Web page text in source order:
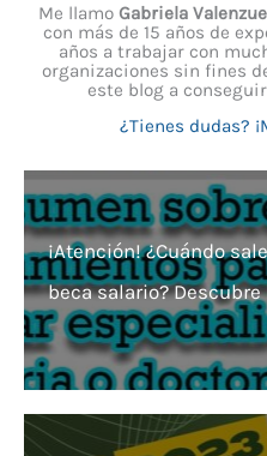
Me llamo Gabriela
con más de 15 años de
años a trabajar con
organizaciones sin fines
este blog a
¿Tienes dudas?
¡Atención! ¿Cuándo
beca salario?